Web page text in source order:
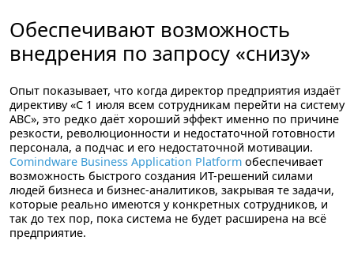
Обеспечивают возможность
внедрения по запросу «снизу»
Опыт показывает, что когда директор предприятия издаёт
директиву «С 1 июля всем сотрудникам перейти на систему
ABC», это редко даёт хороший эффект именно по причине
резкости, революционности и недостаточной готовности
персонала, а подчас и его недостаточной мотивации.
Comindware Business Application Platform обеспечивает
возможность быстрого создания ИТ-решений силами
людей бизнеса и бизнес-аналитиков, закрывая те задачи,
которые реально имеются у конкретных сотрудников, и
так до тех пор, пока система не будет расширена на всё
предприятие.